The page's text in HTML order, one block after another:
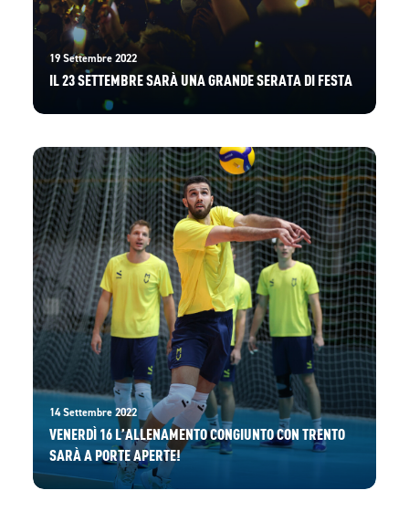
19 Settembre 2022
IL 23 SETTEMBRE SARÀ UNA GRANDE SERATA DI FESTA
14 Settembre 2022
VENERDÌ 16 L’ALLENAMENTO CONGIUNTO CON TRENTO
SARÀ A PORTE APERTE!